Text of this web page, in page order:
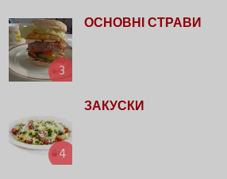
3
ОСНОВНІ СТРАВИ
4
ЗАКУСКИ